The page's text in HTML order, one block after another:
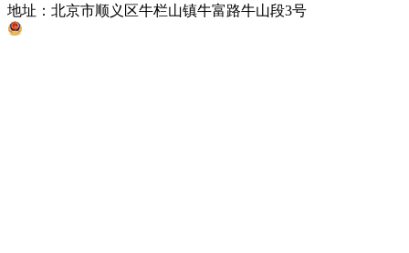
地址：北京市顺义区牛栏山镇牛富路牛山段3号